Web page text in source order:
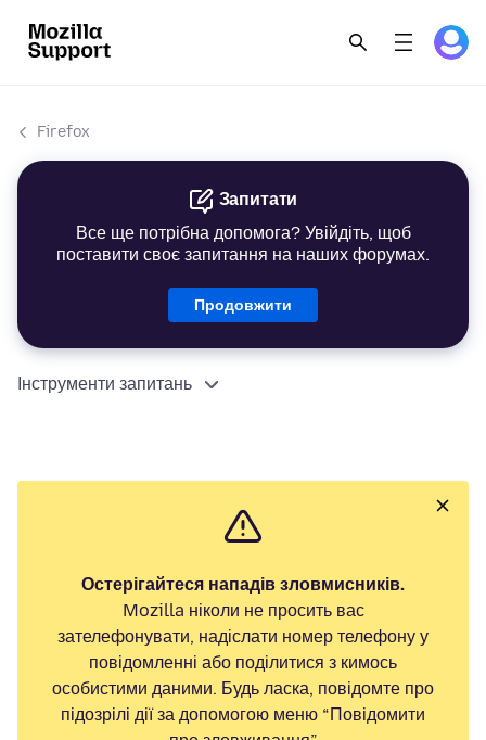
Firefox
Запитати
Все ще потрібна допомога? Увійдіть, щоб
поставити своє запитання на наших форумах.
Продовжити
Інструменти запитань
Остерігайтеся нападів зловмисників.
Mozilla ніколи не просить вас
зателефонувати, надіслати номер телефону у
повідомленні або поділитися з кимось
особистими даними. Будь ласка, повідомте про
підозрілі дії за допомогою меню “Повідомити